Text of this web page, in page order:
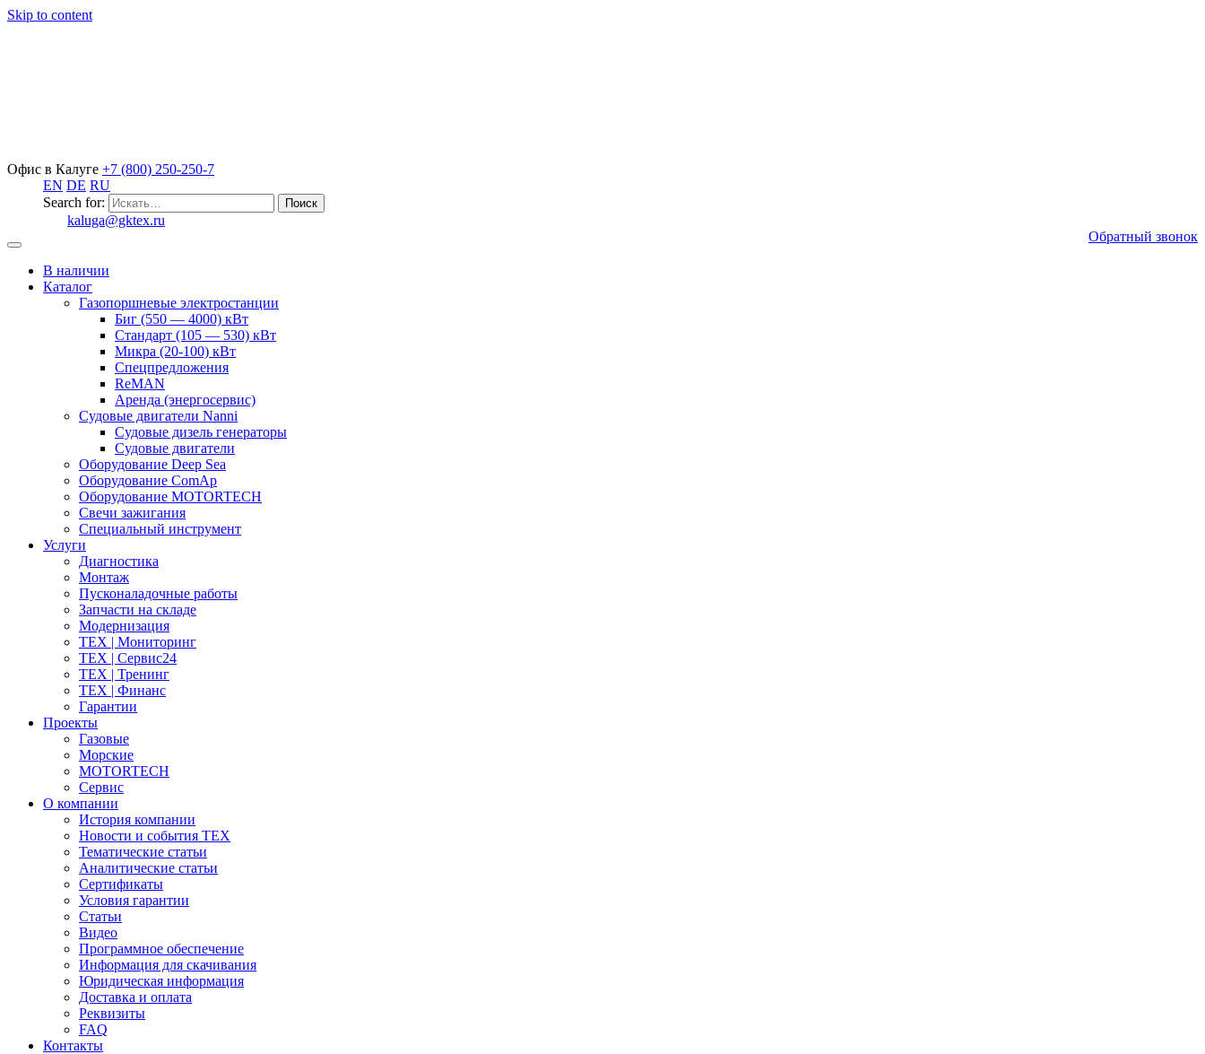
Skip to content
Офис в Калуге +7 (800) 250-250-7
EN DE RU
Search for:
kaluga@gktex.ru
Обратный звонок
В наличии
Каталог
Газопоршневые электростанции
Биг (550 — 4000) кВт
Стандарт (105 — 530) кВт
Микра (20-100) кВт
Спецпредложения
ReMAN
Аренда (энергосервис)
Судовые двигатели Nanni
Судовые дизель генераторы
Судовые двигатели
Оборудование Deep Sea
Оборудование ComAp
Оборудование MOTORTECH
Свечи зажигания
Специальный инструмент
Услуги
Диагностика
Монтаж
Пусконаладочные работы
Запчасти на складе
Модернизация
ТЕХ | Мониторинг
ТЕХ | Сервис24
ТЕХ | Тренинг
ТЕХ | Финанс
Гарантии
Проекты
Газовые
Морские
MOTORTECH
Сервис
О компании
История компании
Новости и события ТЕХ
Тематические статьи
Аналитические статьи
Сертификаты
Условия гарантии
Статьи
Видео
Программное обеспечение
Информация для скачивания
Юридическая информация
Доставка и оплата
Реквизиты
FAQ
Контакты